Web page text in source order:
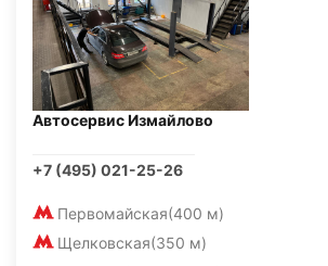
Автосервис Измайлово
+7 (495) 021-25-26
Первомайская(400 м)
Щелковская(350 м)